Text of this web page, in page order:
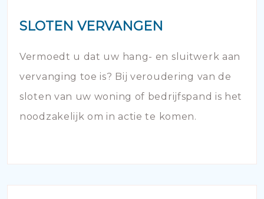
SLOTEN VERVANGEN
Vermoedt u dat uw hang- en sluitwerk aan
vervanging toe is? Bij veroudering van de
sloten van uw woning of bedrijfspand is het
noodzakelijk om in actie te komen.